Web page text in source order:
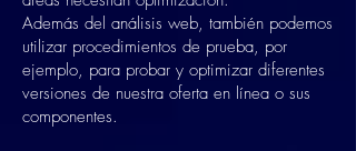
Además del análisis web, también podemos
utilizar procedimientos de prueba, por
ejemplo, para probar y optimizar diferentes
versiones de nuestra oferta en línea o sus
componentes.